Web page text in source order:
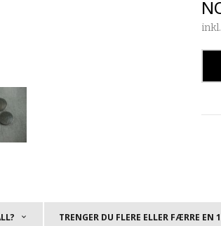
TRENGER DU FLERE ELLER FÆRRE EN